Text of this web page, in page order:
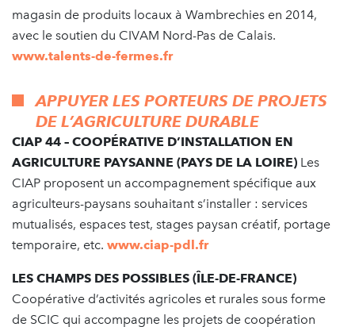
magasin de produits locaux à Wambrechies en 2014,
avec le soutien du CIVAM Nord-Pas de Calais.
www.talents-de-fermes.fr
APPUYER LES PORTEURS DE PROJETS
DE L’AGRICULTURE DURABLE
CIAP 44 – COOPÉRATIVE D’INSTALLATION EN
AGRICULTURE PAYSANNE (PAYS DE LA LOIRE) Les
CIAP proposent un accompagnement spécifique aux
agriculteurs-paysans souhaitant s’installer : services
mutualisés, espaces test, stages paysan créatif, portage
temporaire, etc. www.ciap-pdl.fr
LES CHAMPS DES POSSIBLES (ÎLE-DE-FRANCE)
Coopérative d’activités agricoles et rurales sous forme
de SCIC qui accompagne les projets de coopération